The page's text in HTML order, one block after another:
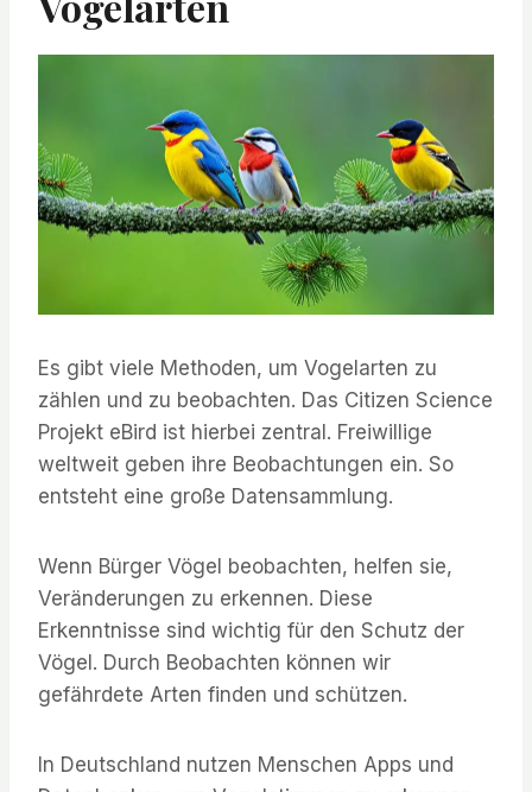
Es gibt viele Methoden, um Vogelarten zu
zählen und zu beobachten. Das Citizen Science
Projekt eBird ist hierbei zentral. Freiwillige
weltweit geben ihre Beobachtungen ein. So
entsteht eine große Datensammlung.
Wenn Bürger Vögel beobachten, helfen sie,
Veränderungen zu erkennen. Diese
Erkenntnisse sind wichtig für den Schutz der
Vögel. Durch Beobachten können wir
gefährdete Arten finden und schützen.
In Deutschland nutzen Menschen Apps und